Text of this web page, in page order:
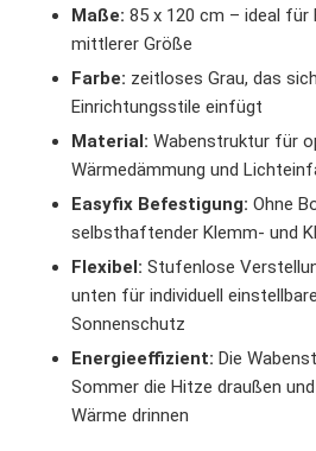
Maße: 85 x 120 cm – ideal für
mittlerer Größe
Farbe: zeitloses Grau, das
Einrichtungsstile einfügt
Material: Wabenstruktur für
Wärmedämmung und
Easyfix Befestigung: Ohne
selbsthaftender Klemm- und
Flexibel: Stufenlose
unten für individuell
Sonnenschutz
Energieeffizient: Die
Sommer die Hitze draußen
Wärme drinnen